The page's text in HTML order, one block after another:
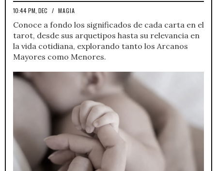
10:44 PM, DEC / MAGIA
Conoce a fondo los significados de cada carta en el
tarot, desde sus arquetipos hasta su relevancia en
la vida cotidiana, explorando tanto los Arcanos
Mayores como Menores.